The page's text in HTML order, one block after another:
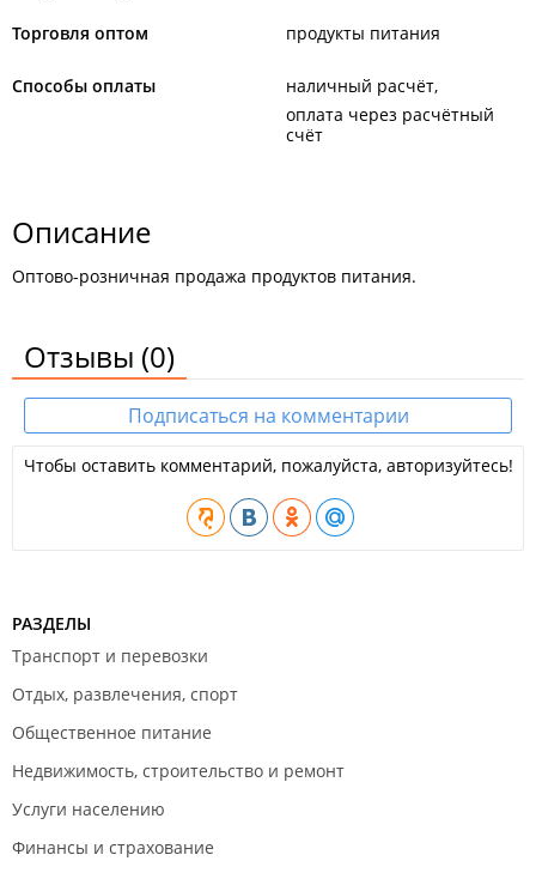
Торговля оптом продукты питания
Способы оплаты
наличный расчёт
оплата через расчётный
счёт
Описание
Оптово-розничная продажа продуктов питания.
Отзывы (0)
Подписаться на комментарии
Чтобы оставить комментарий, пожалуйста, авторизуйтесь!
РАЗДЕЛЫ
Транспорт и перевозки
Отдых, развлечения, спорт
Общественное питание
Недвижимость, строительство и ремонт
Услуги населению
Финансы и страхование